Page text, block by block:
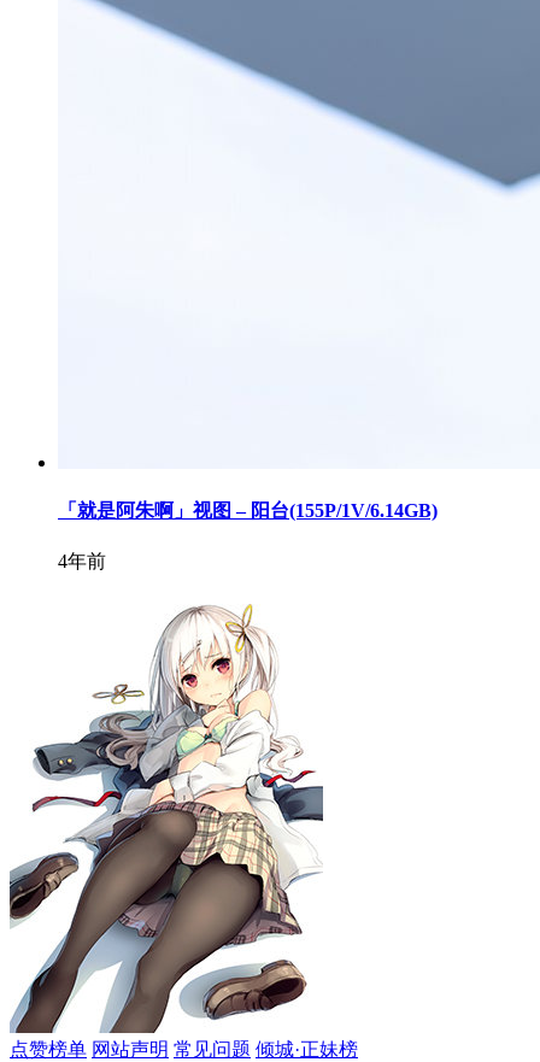
「就是阿朱啊」视图 – 阳台(155P/1V/6.14GB)
4年前
点赞榜单 网站声明 常见问题 倾城·正妹榜